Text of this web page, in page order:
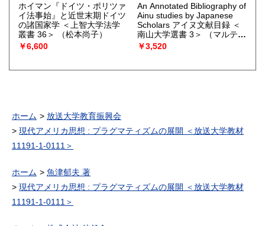
ホイマン『ドイツ・ポリツァ
イ法事始』と近世末期ドイツ
の諸国家学 ＜上智大学法学
叢書 36＞
（松本尚子）
￥6,600
An Annotated Bibliography of
Ainu studies by Japanese
Scholars アイヌ文献目録 ＜
南山大学選書 3＞
（マルティ
ン・グシンデ, 佐野智恵 編）
￥3,520
ホーム
放送大学教育振興会
現代アメリカ思想 : プラグマティズムの展開 ＜放送大学教材
11191-1-0111＞
ホーム
魚津郁夫 著
現代アメリカ思想 : プラグマティズムの展開 ＜放送大学教材
11191-1-0111＞